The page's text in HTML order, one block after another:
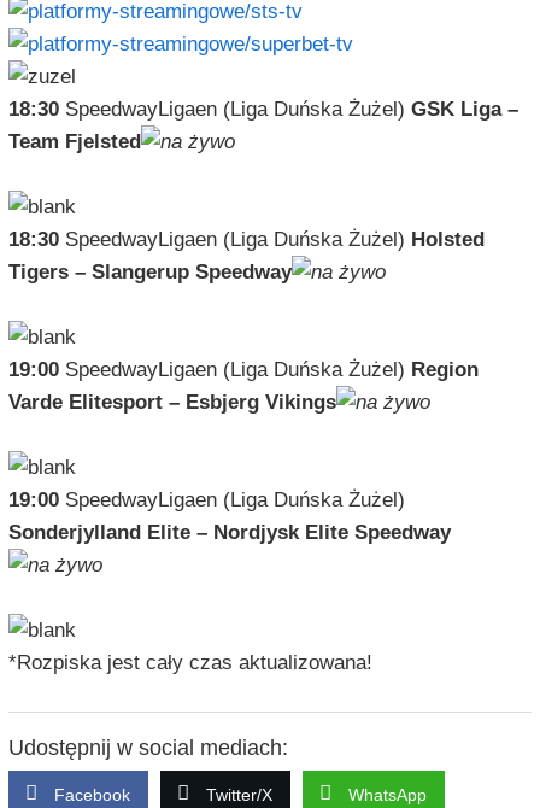
18:30SpeedwayLigaen (Liga Duńska Żużel) GSK Liga –
Team Fjelsted
18:30SpeedwayLigaen (Liga Duńska Żużel) Holsted
Tigers – Slangerup Speedway
19:00SpeedwayLigaen (Liga Duńska Żużel) Region
Varde Elitesport – Esbjerg Vikings
19:00SpeedwayLigaen (Liga Duńska Żużel)
Sonderjylland Elite – Nordjysk Elite Speedway
*Rozpiska jest cały czas aktualizowana!
Udostępnij w social mediach:
Facebook Twitter/X WhatsApp